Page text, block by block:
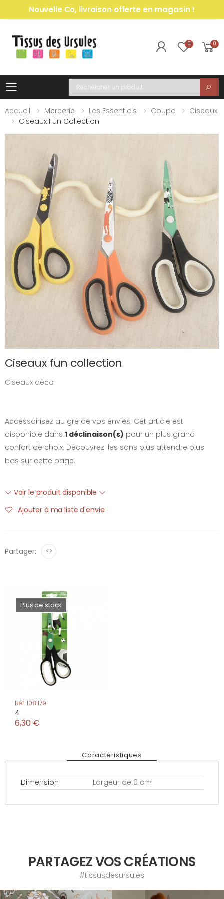
Nouvelle Co, livraison offerte en magasin !
0 0
Toggle mobile menu
Recherche
Accueil
Mercerie Les Essentiels Coupe
Ciseaux
Ciseaux Fun Collection
Ciseaux fun collection
Ciseaux déco
Accessoirisez au gré de vos envies. Cet article est
disponible dans 1 déclinaison(s) pour un plus grand
confort de choix. Découvrez-les sans plus attendre plus
bas sur cette page.
Voir le produit disponible
Ajouter à ma liste d'envie
Partager: <>
Plus de stock
Réf: 1081179
4
6,30 €
Caractéristiques
Dimension Largeur de 0 cm
PARTAGEZ VOS CRÉATIONS
#tissusdesursules